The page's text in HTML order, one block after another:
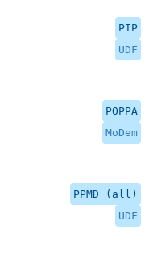
PIP
UDF
POPPA
MoDem
PPMD (all)
UDF